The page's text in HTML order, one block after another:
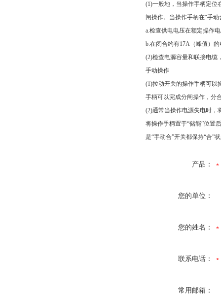
(1)一般地，当操作手柄定位
闸操作。当操作手柄在“手
a.检查供电电压在额定操作
b.在闭合约有17A（峰值）
(2)检查电源容量和联接电缆
手动操作
(1)拉动开关的操作手柄可以
手柄可以完成分闸操作，分
(2)通常当操作电源失电时，
将操作手柄置于“储能”位置
是“手动合”开关都保持“合”
产品：
您的单位：
您的姓名：
联系电话：
常用邮箱：